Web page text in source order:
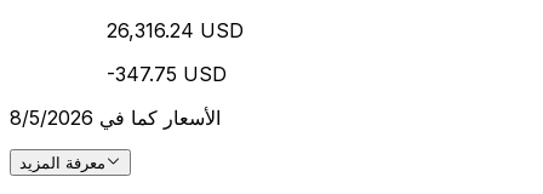
26,316.24 USD
-347.75 USD
الأسعار كما في 8/5/2026
معرفة المزيد